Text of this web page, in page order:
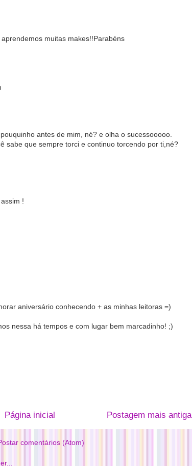
muitas makes!!Parabéns
antes de mim, né? e olha o sucessooooo.
sabe que sempre torci e continuo torcendo por ti,né?
!
aniversário conhecendo + as minhas leitoras =)
nessa há tempos e com lugar bem marcadinho! ;)
Postagem mais antiga
Página inicial
comentários (Atom)